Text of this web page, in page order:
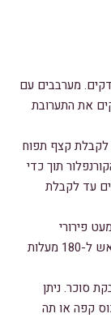
מערבבים עם
את התערובת
לקבלת קצף תפוח
תוך כדי
עד לקבלת
פירורי
אופים בתנור שחומם מראש ל-180 מעלות
סוכר. ניתן
קפה או תה